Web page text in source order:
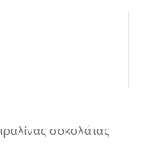
σοκολάτας